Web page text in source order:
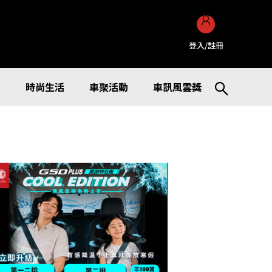
登入/註冊
時尚生活 車聚活動 車訊風雲獎